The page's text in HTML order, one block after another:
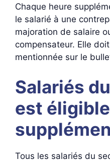
Chaque heure
le salarié à une
majoration de salaire
compensateur. Elle
mentionnée sur le
Salariés
est
Tous les salariés du